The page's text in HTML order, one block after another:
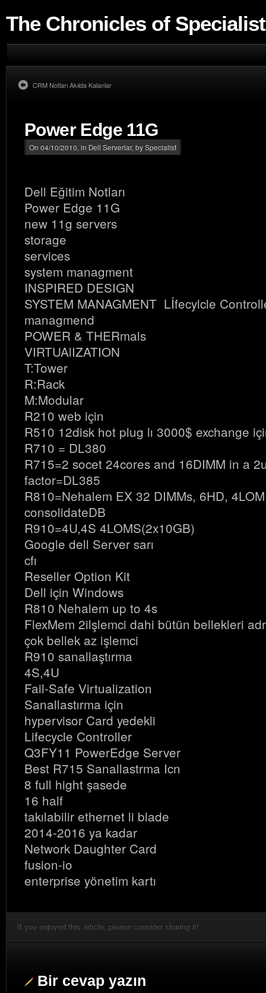
The Chronicles of Specialist
CRM Notları Akılda Kalanlar
Power Edge 11G
On 04/10/2010, in Dell Serverlar, by Specialist
Dell Eğitim Notları
Power Edge 11G
new 11g servers
storage
services
system managment
INSPIRED DESIGN
SYSTEM MANAGMENT Lİfecylcle
managmend
POWER & THERmals
VIRTUAlIZATION
T:Tower
R:Rack
M:Modular
R210 web için
R510 12disk hot plug lı 3000$ exchange
R710 = DL380
R715=2 socet 24cores and 16DIMM in a
factor=DL385
R810=Nehalem EX 32 DIMMs, 6HD,
consolidateDB
R910=4U,4S 4LOMS(2x10GB)
Google dell Server sarı
cfı
Reseller Option Kit
Dell için Windows
R810 Nehalem up to 4s
FlexMem 2ilşlemci dahi bütün bellekleri
çok bellek az işlemci
R910 sanallaştırma
4S,4U
Fail-Safe Virtualization
Sanallastırma için
hypervisor Card yedekli
Lifecycle Controller
Q3FY11 PowerEdge Server
Best R715 Sanallastrma Icn
8 full hight şasede
16 half
takılabilir ethernet li blade
2014-2016 ya kadar
Network Daughter Card
fusion-io
enterprise yönetim kartı
If you enjoyed this article, please consider sharing it!
Bir cevap yazın